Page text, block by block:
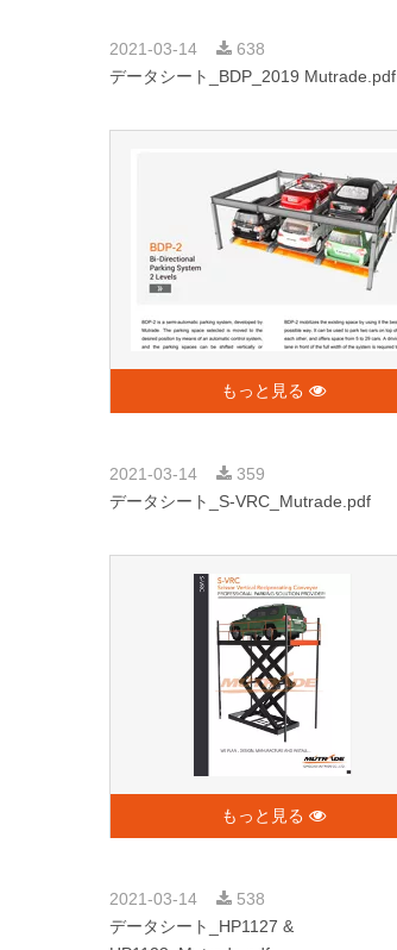
2021-03-14
638
データシート_BDP_2019 Mutrade.pdf
もっと見る
2021-03-14
359
データシート_S-VRC_Mutrade.pdf
もっと見る
2021-03-14
538
データシート_HP1127 &